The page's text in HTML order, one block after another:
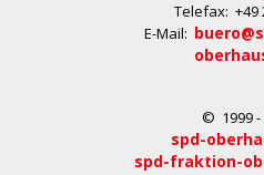
Telefax: +49
E-Mail:
© 1999 -
spd-
spd-fraktion-